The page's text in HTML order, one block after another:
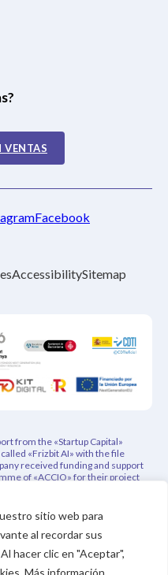
sitio web para
al recordar sus
hacer clic en "Aceptar",
Más información
VENTAS
AccessibilitySitemap
Facebook
from the «Startup Capital»
«Frizbit AI» with the file
received funding and support
of «ACCIO» for their project
2020 research and innovation
Agreement no. 951981). This
3 joint program with co-
Research and Innovation